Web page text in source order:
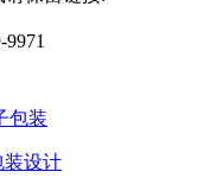
包装
设计